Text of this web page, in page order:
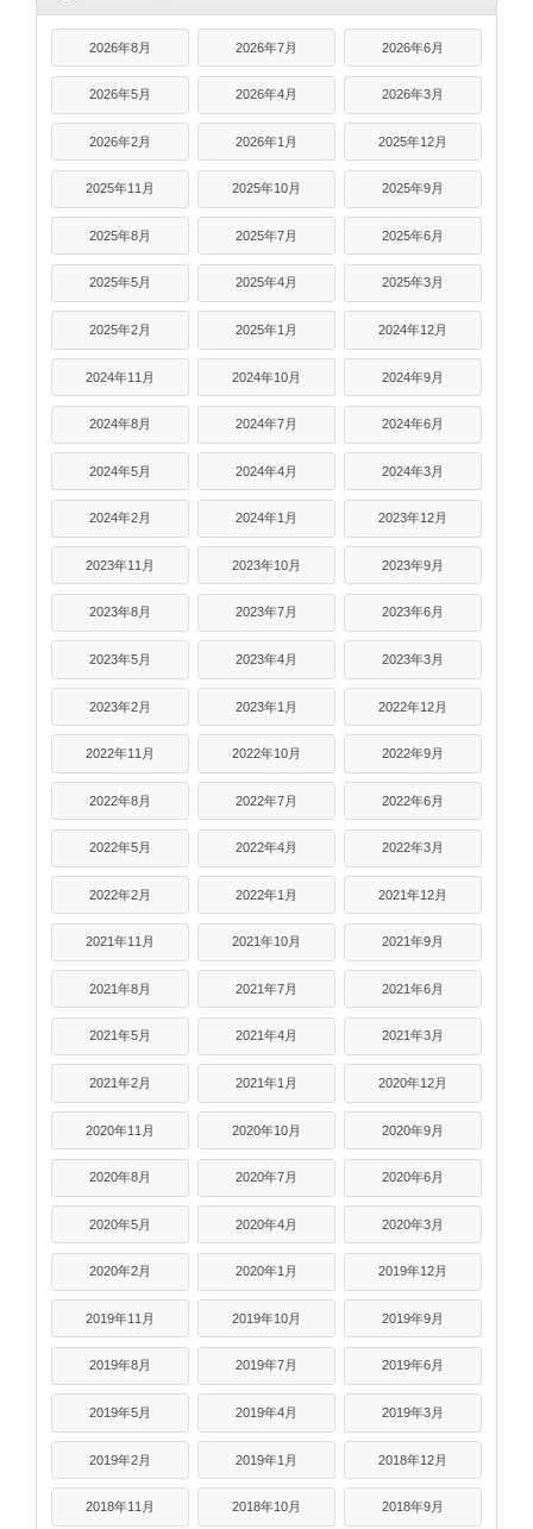
2026年8月 2026年7月 2026年6月
2026年5月 2026年4月 2026年3月
2026年2月 2026年1月 2025年12月
2025年11月 2025年10月 2025年9月
2025年8月 2025年7月 2025年6月
2025年5月 2025年4月 2025年3月
2025年2月 2025年1月 2024年12月
2024年11月 2024年10月 2024年9月
2024年8月 2024年7月 2024年6月
2024年5月 2024年4月 2024年3月
2024年2月 2024年1月 2023年12月
2023年11月 2023年10月 2023年9月
2023年8月 2023年7月 2023年6月
2023年5月 2023年4月 2023年3月
2023年2月 2023年1月 2022年12月
2022年11月 2022年10月 2022年9月
2022年8月 2022年7月 2022年6月
2022年5月 2022年4月 2022年3月
2022年2月 2022年1月 2021年12月
2021年11月 2021年10月 2021年9月
2021年8月 2021年7月 2021年6月
2021年5月 2021年4月 2021年3月
2021年2月 2021年1月 2020年12月
2020年11月 2020年10月 2020年9月
2020年8月 2020年7月 2020年6月
2020年5月 2020年4月 2020年3月
2020年2月 2020年1月 2019年12月
2019年11月 2019年10月 2019年9月
2019年8月 2019年7月 2019年6月
2019年5月 2019年4月 2019年3月
2019年2月 2019年1月 2018年12月
2018年11月 2018年10月 2018年9月